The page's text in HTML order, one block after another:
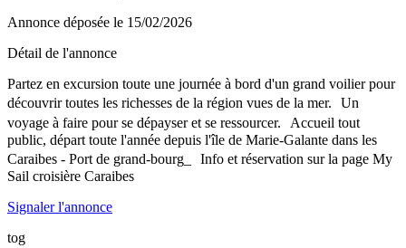
Annonce déposée le 15/02/2026
Détail de l'annonce
Partez en excursion toute une journée à bord d'un grand voilier pour
découvrir toutes les richesses de la région vues de la mer. Un
voyage à faire pour se dépayser et se ressourcer. Accueil tout
public, départ toute l'année depuis l'île de Marie-Galante dans les
Caraibes - Port de grand-bourg_ Info et réservation sur la page My
Sail croisière Caraibes
Signaler l'annonce
tog